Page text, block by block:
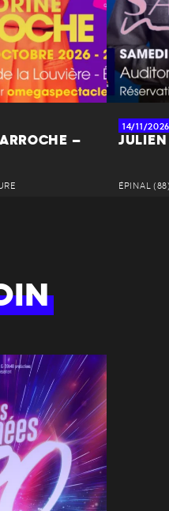
–
14/11/2026
JULIEN
ÉPINAL